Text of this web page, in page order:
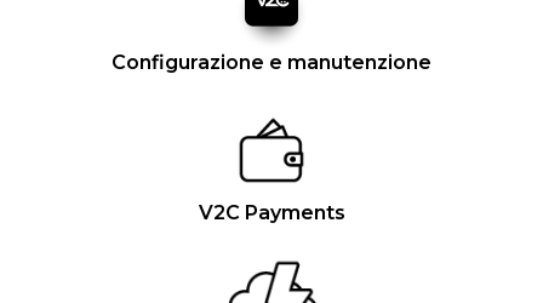
Configurazione e manutenzione
V2C Payments